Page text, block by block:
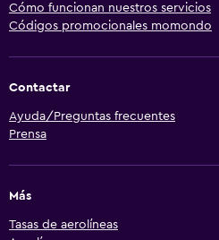
Cómo funcionan nuestros servicios
Códigos promocionales momondo
Contactar
Ayuda/Preguntas frecuentes
Prensa
Más
Tasas de aerolíneas